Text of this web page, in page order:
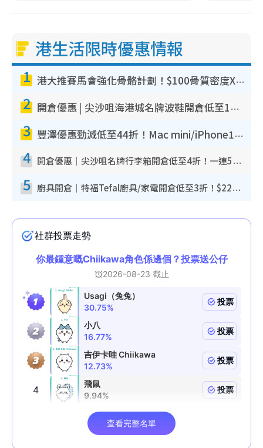
港生活限時優惠情報
1 港大推賽馬會強化骨骼計劃！$100骨質密度X光檢查 完成免費運動訓練送超市禮券！附參加資格
2 開倉優惠 | 尖沙咀海港城名牌波鞋開倉低至1折！On鞋$899起／Joy&Peace鞋履$98起
3 豐澤優惠勁減低至44折！Mac mini/iPhone17Pro大減價！廚房家電$220起
4 開倉優惠｜尖沙咀名牌行李箱開倉低至4折！一連5日 American Tourister/ace./Hallmark $200起！
5 廚具開倉｜特福Tefal廚具/家電開倉低至3折！$220起買平底鍋/炒鑊/湯煲！電飯煲/吸塵機/燙斗$418起